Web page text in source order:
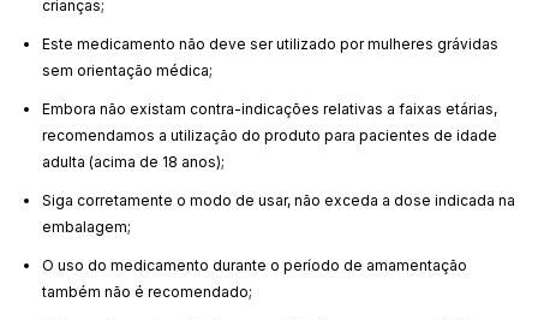
crianças;
Este medicamento não deve ser utilizado por mulheres grávidas
sem orientação médica;
Embora não existam contra-indicações relativas a faixas etárias,
recomendamos a utilização do produto para pacientes de idade
adulta (acima de 18 anos);
Siga corretamente o modo de usar, não exceda a dose indicada na
embalagem;
O uso do medicamento durante o período de amamentação
também não é recomendado;